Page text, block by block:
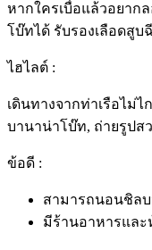
หากใครเบื่อแล้วอยาก
โบ๊ทได้ รับรองเลือดสู
ไฮไลต์ :
เดินทางจากท่าเรือไม่
บานาน่าโบ๊ท, ถ่ายรูปส
ข้อดี :
สามารถนอนชิลบ
มีร้านอาหารและ